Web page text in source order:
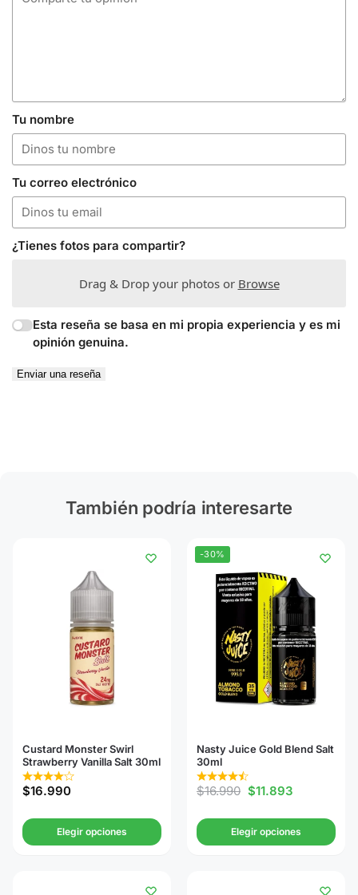
Tu nombre
Tu correo electrónico
¿Tienes fotos para compartir?
Drag & Drop your photos or Browse
Esta reseña se basa en mi propia experiencia y es mi
opinión genuina.
Enviar una reseña
También podría interesarte
Custard Monster Swirl
Strawberry Vanilla Salt 30ml
$16.990
Elegir opciones
-30%
Nasty Juice Gold Blend Salt
30ml
$16.990 $11.893
Elegir opciones